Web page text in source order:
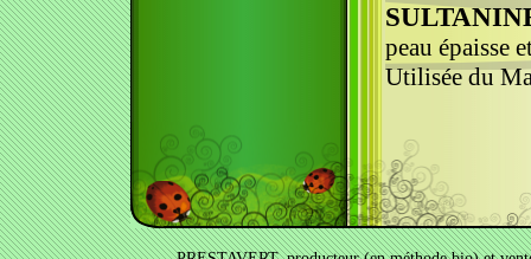
peau épaisse
Utilisée du